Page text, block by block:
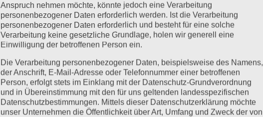
Anspruch nehmen möchte, könnte jedoch eine Verarbeitung
personenbezogener Daten erforderlich werden. Ist die Verarbeitung
personenbezogener Daten erforderlich und besteht für eine solche
Verarbeitung keine gesetzliche Grundlage, holen wir generell eine
Einwilligung der betroffenen Person ein.
Die Verarbeitung personenbezogener Daten, beispielsweise des Namens,
der Anschrift, E-Mail-Adresse oder Telefonnummer einer betroffenen
Person, erfolgt stets im Einklang mit der Datenschutz-Grundverordnung
und in Übereinstimmung mit den für uns geltenden landesspezifischen
Datenschutzbestimmungen. Mittels dieser Datenschutzerklärung möchte
unser Unternehmen die Öffentlichkeit über Art, Umfang und Zweck der von